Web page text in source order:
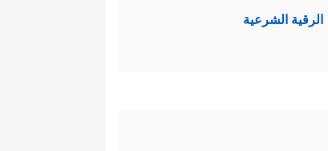
الرقية الشرعية